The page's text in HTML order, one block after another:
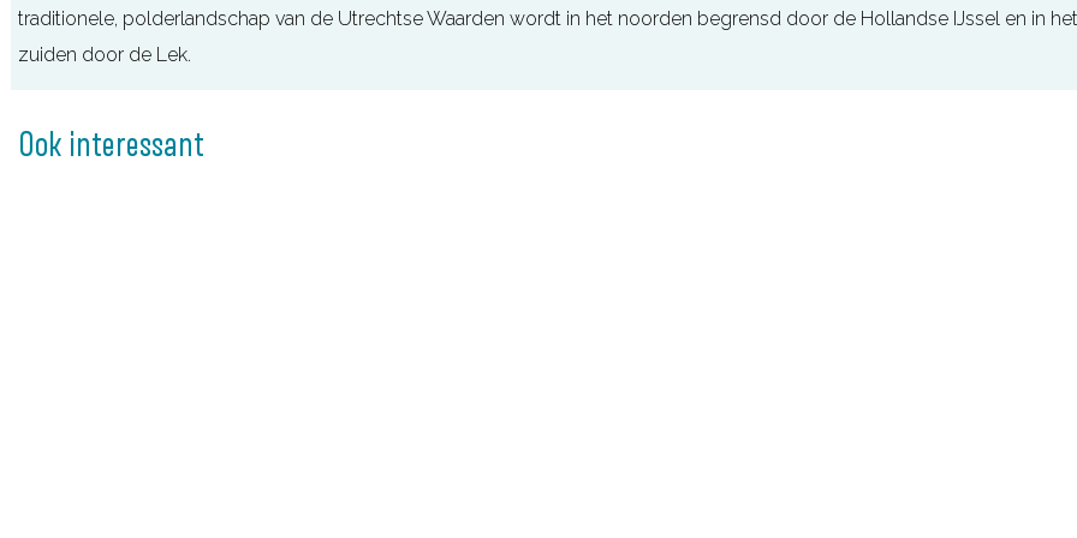
traditionele, polderlandschap van de Utrechtse Waarden wordt in het noorden begrensd door de Hollandse IJssel en in het
zuiden door de Lek.
O
Ook interessant